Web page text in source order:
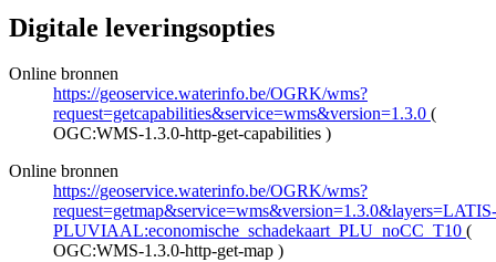
Digitale leveringsopties
Online bronnen
https://geoservice.waterinfo.be/OGRK/wms?
request=getcapabilities&service=wms&version=1.3.0 (
OGC:WMS-1.3.0-http-get-capabilities )
Online bronnen
https://geoservice.waterinfo.be/OGRK/wms?
request=getmap&service=wms&version=1.3.0&layers=LATIS-
PLUVIAAL:economische_schadekaart_PLU_noCC_T10 (
OGC:WMS-1.3.0-http-get-map )